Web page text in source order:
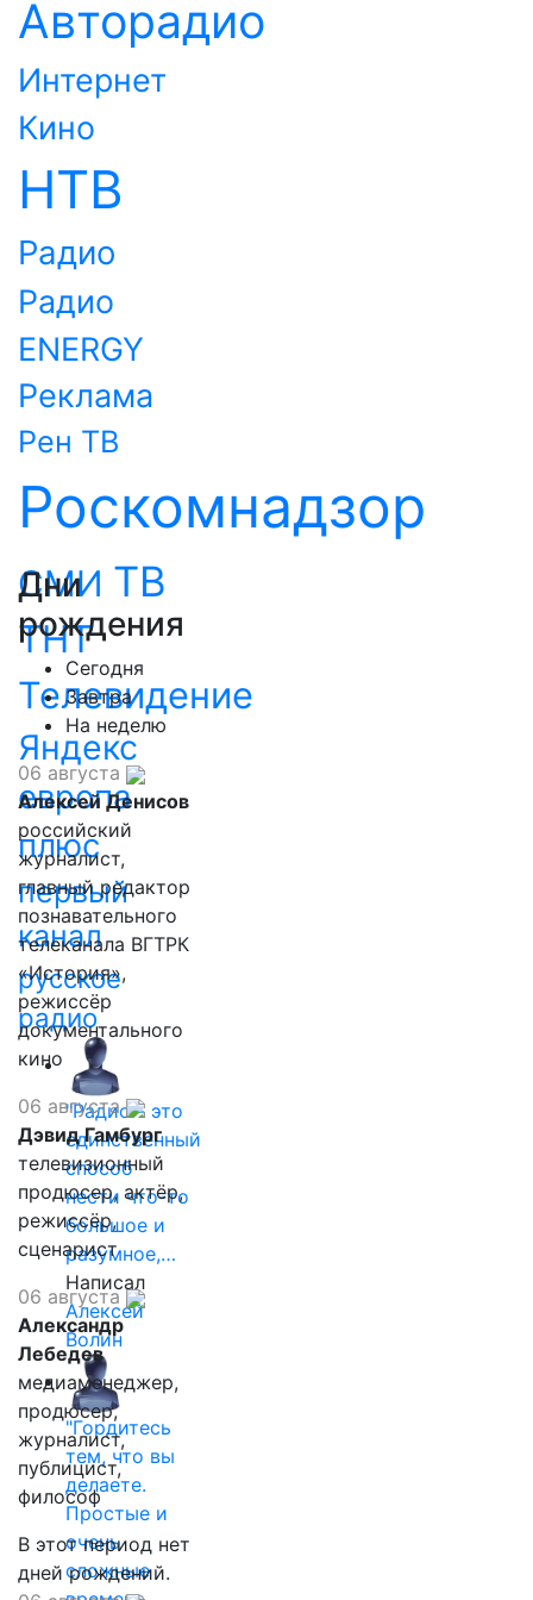
Авторадио
Интернет
Кино
НТВ
Радио
Радио
ENERGY
Реклама
Рен ТВ
Роскомнадзор
СМИ ТВ
ТНТ
Телевидение
Яндекс
европа
плюс
первый
канал
русское
радио
"Радио - это
единственный
способ
нести что-то
большое и
разумное,…
Написал
Алексей
Волин
"Гордитесь
тем, что вы
делаете.
Простые и
очень
сложные
Дни
рождения
Сегодня
Завтра
На неделю
06 августа
Алексей Денисов
российский
журналист,
главный редактор
познавательного
телеканала ВГТРК
«История»,
режиссёр
документального
кино
06 августа
Дэвид Гамбург
телевизионный
продюсер, актёр,
режиссёр,
сценарист
06 августа
Александр
Лебедев
медиаменеджер,
продюсер,
журналист,
публицист,
философ
В этот период нет
дней рождений.